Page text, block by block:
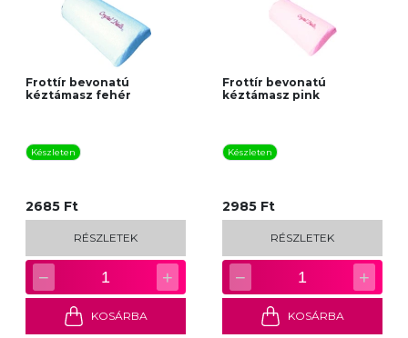
Frottír bevonatú
kéztámasz fehér
Készleten
2685 Ft
RÉSZLETEK
− 1 +
KOSÁRBA
Frottír bevonatú
kéztámasz pink
Készleten
2985 Ft
RÉSZLETEK
− 1 +
KOSÁRBA